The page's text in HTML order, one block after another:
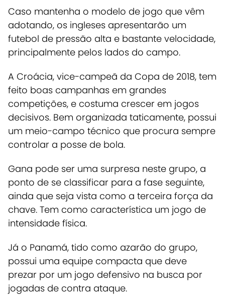
Caso mantenha o modelo de jogo que vêm
adotando, os ingleses apresentarão um
futebol de pressão alta e bastante velocidade,
principalmente pelos lados do campo.
A Croácia, vice-campeã da Copa de 2018, tem
feito boas campanhas em grandes
competições, e costuma crescer em jogos
decisivos. Bem organizada taticamente, possui
um meio-campo técnico que procura sempre
controlar a posse de bola.
Gana pode ser uma surpresa neste grupo, a
ponto de se classificar para a fase seguinte,
ainda que seja vista como a terceira força da
chave. Tem como característica um jogo de
intensidade física.
Já o Panamá, tido como azarão do grupo,
possui uma equipe compacta que deve
prezar por um jogo defensivo na busca por
jogadas de contra ataque.